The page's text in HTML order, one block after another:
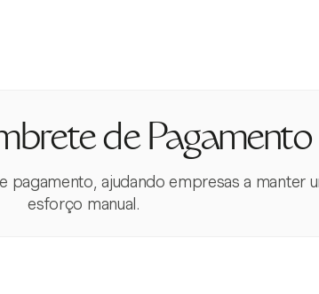
de Pagamento
ajudando empresas a manter
esforço manual.